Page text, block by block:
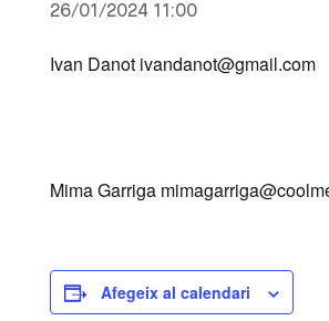
26/01/2024 11:00
Ivan Danot ivandanot@gmail.com
Mima Garriga
Afegeix al calendari